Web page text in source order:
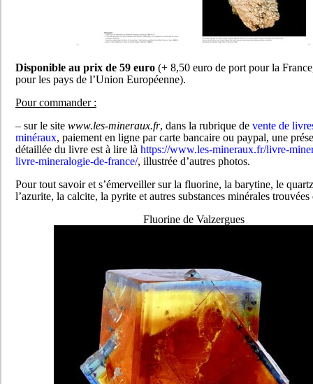
Disponible au prix de 59 euro (+ 8,50 euro de port pour la
pour les pays de l’Union Européenne).
Pour commander :
– sur le site www.les-mineraux.fr, dans la rubrique de vente de
minéraux, paiement en ligne par carte bancaire ou paypal, une
détaillée du livre est à lire là https://www.les-mineraux.fr/livre-
livre-mineralogie-de-france/, illustrée d’autres photos.
Pour tout savoir et s’émerveiller sur la fluorine, la barytine, le
l’azurite, la calcite, la pyrite et autres substances minérales trouvées
Fluorine de Valzergues